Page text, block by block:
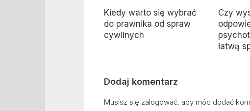
Kiedy warto się wybrać
do prawnika od spraw
cywilnych
Czy
łatwą
Dodaj komentarz
Musisz się zalogować, aby móc dodać